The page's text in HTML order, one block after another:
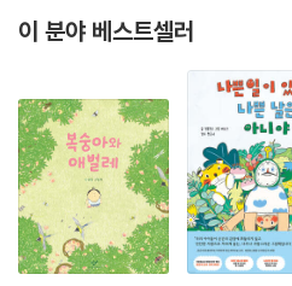
에 아이들이 조금이라도 더 행복한 꿈
마지막, 아이들이 다시 돌아온 놀이터
건 그런 작가의 열망이 고스란히 담겨 있
작가 김영진은 어떠한 상상도 관찰에서
완성하기 위해 수십 장에서 수백 장씩
런 만큼 아이들도 저희를 둘러싼 현실
말 힘센 상상은 현실에 단단히 발을 붙
이 분야 베스트셀러